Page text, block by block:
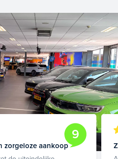
9
zorgeloze aankoop